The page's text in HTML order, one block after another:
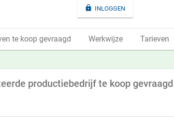
productiebedrijf te koop gevraagd
 INLOGGEN
te koop gevraagd Werkwijze Tarieven